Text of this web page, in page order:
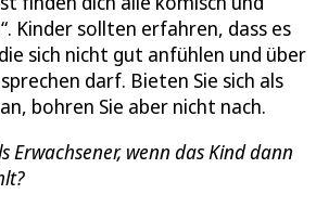
Kinder sollten erfahren, dass es
sich nicht gut anfühlen und über
darf. Bieten Sie sich als
bohren Sie aber nicht nach.
Erwachsener, wenn das Kind dann